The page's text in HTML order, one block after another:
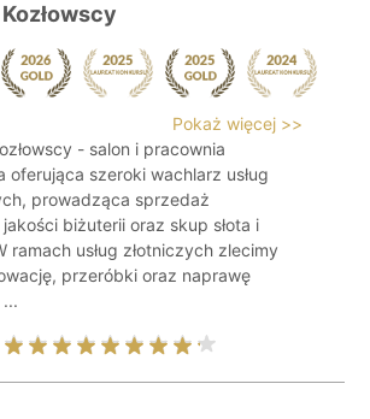
Pokaż więcej >>
- salon i pracownia
oferująca szeroki wachlarz usług
prowadząca sprzedaż
biżuterii oraz skup słota i
ramach usług złotniczych zlecimy
przeróbki oraz naprawę